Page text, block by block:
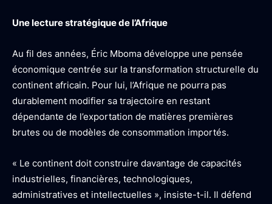
Une lecture stratégique de l’Afrique
Au fil des années, Éric Mboma développe une pensée
économique centrée sur la transformation structurelle du
continent africain. Pour lui, l’Afrique ne pourra pas
durablement modifier sa trajectoire en restant
dépendante de l’exportation de matières premières
brutes ou de modèles de consommation importés.
« Le continent doit construire davantage de capacités
industrielles, financières, technologiques,
administratives et intellectuelles », insiste-t-il. Il défend